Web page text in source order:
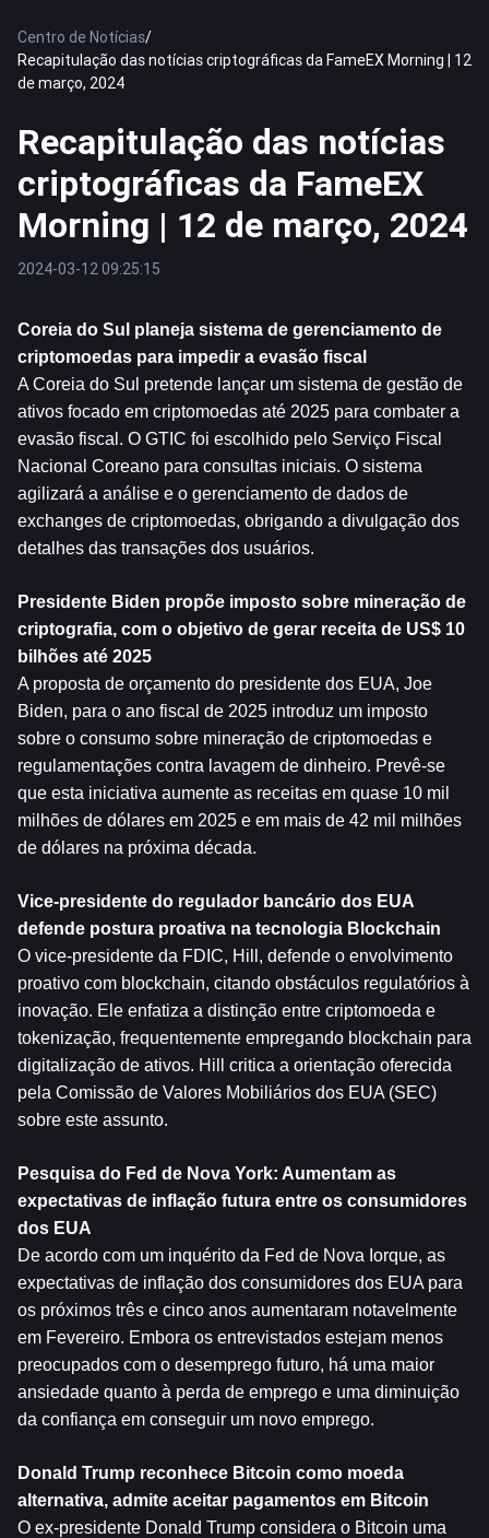
Centro de Notícias/
Recapitulação das notícias criptográficas da FameEX Morning | 12
de março, 2024
Recapitulação das notícias
criptográficas da FameEX
Morning | 12 de março, 2024
2024-03-12 09:25:15
Coreia do Sul planeja sistema de gerenciamento de
criptomoedas para impedir a evasão fiscal
A Coreia do Sul pretende lançar um sistema de gestão de
ativos focado em criptomoedas até 2025 para combater a
evasão fiscal. O GTIC foi escolhido pelo Serviço Fiscal
Nacional Coreano para consultas iniciais. O sistema
agilizará a análise e o gerenciamento de dados de
exchanges de criptomoedas, obrigando a divulgação dos
detalhes das transações dos usuários.
Presidente Biden propõe imposto sobre mineração de
criptografia, com o objetivo de gerar receita de US$ 10
bilhões até 2025
A proposta de orçamento do presidente dos EUA, Joe
Biden, para o ano fiscal de 2025 introduz um imposto
sobre o consumo sobre mineração de criptomoedas e
regulamentações contra lavagem de dinheiro. Prevê-se
que esta iniciativa aumente as receitas em quase 10 mil
milhões de dólares em 2025 e em mais de 42 mil milhões
de dólares na próxima década.
Vice-presidente do regulador bancário dos EUA
defende postura proativa na tecnologia Blockchain
O vice-presidente da FDIC, Hill, defende o envolvimento
proativo com blockchain, citando obstáculos regulatórios à
inovação. Ele enfatiza a distinção entre criptomoeda e
tokenização, frequentemente empregando blockchain para
digitalização de ativos. Hill critica a orientação oferecida
pela Comissão de Valores Mobiliários dos EUA (SEC)
sobre este assunto.
Pesquisa do Fed de Nova York: Aumentam as
expectativas de inflação futura entre os consumidores
dos EUA
De acordo com um inquérito da Fed de Nova Iorque, as
expectativas de inflação dos consumidores dos EUA para
os próximos três e cinco anos aumentaram notavelmente
em Fevereiro. Embora os entrevistados estejam menos
preocupados com o desemprego futuro, há uma maior
ansiedade quanto à perda de emprego e uma diminuição
da confiança em conseguir um novo emprego.
Donald Trump reconhece Bitcoin como moeda
alternativa, admite aceitar pagamentos em Bitcoin
O ex-presidente Donald Trump considera o Bitcoin uma